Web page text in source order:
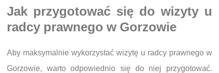
Jak przygotować się do wizyty u
radcy prawnego w Gorzowie
Aby maksymalnie wykorzystać wizytę u radcy prawnego w
Gorzowie, warto odpowiednio się do niej przygotować.